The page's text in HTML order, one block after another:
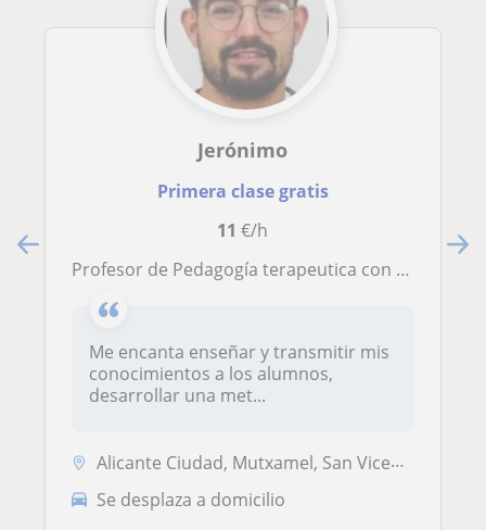
Jerónimo
Primera clase gratis
11 €/h
Profesor de Pedagogía terapeutica con 3 años de experiencia.
Me encanta enseñar y transmitir mis
conocimientos a los alumnos,
desarrollar una met...
Alicante Ciudad, Mutxamel, San Vicente del Raspeig, Sant Joan D'Alacan...
Se desplaza a domicilio